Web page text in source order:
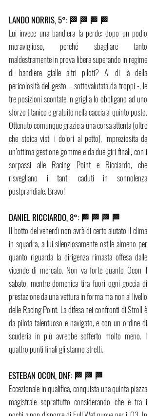
LANDO NORRIS, 5°: 🏁 🏁 🏁 🏁
Lui invece una bandiera la perde: dopo un podio
meraviglioso, perché sbagliare tanto
maldestramente in prova libera superando in regime
di bandiere gialle altri piloti? Al di là della
pericolosità del gesto – sottovalutata da troppi -, le
tre posizioni scontate in griglia lo obbligano ad uno
sforzo titanico e gratuito nella caccia al quinto posto.
Ottenuto comunque grazie a una corsa attenta (oltre
che stoica visti i dolori al petto), impreziosita da
un’ottima gestione gomme e da due giri finali, con i
sorpassi alle Racing Point e Ricciardo, che
risvegliano i tanti caduti in sonnolenza
postprandiale. Bravo!
DANIEL RICCIARDO, 8°: 🏁 🏁 🏁 🏁
Il botto del venerdì non avrà di certo aiutato il clima
in squadra, a lui silenziosamente ostile almeno per
quanto riguarda la dirigenza rimasta offesa dalle
vicende di mercato. Non va forte quanto Ocon il
sabato, mentre domenica tira fuori ogni goccia di
prestazione da una vettura in forma ma non al livello
delle Racing Point. La difesa nei confronti di Stroll è
da pilota talentuoso e navigato, e con un ordine di
scuderia in più avrebbe sofferto molto meno. I
quattro punti finali gli stanno stretti.
ESTEBAN OCON, DNF: 🏁 🏁 🏁
Eccezionale in qualifica, conquista una quinta piazza
magistrale soprattutto considerando che è tra i